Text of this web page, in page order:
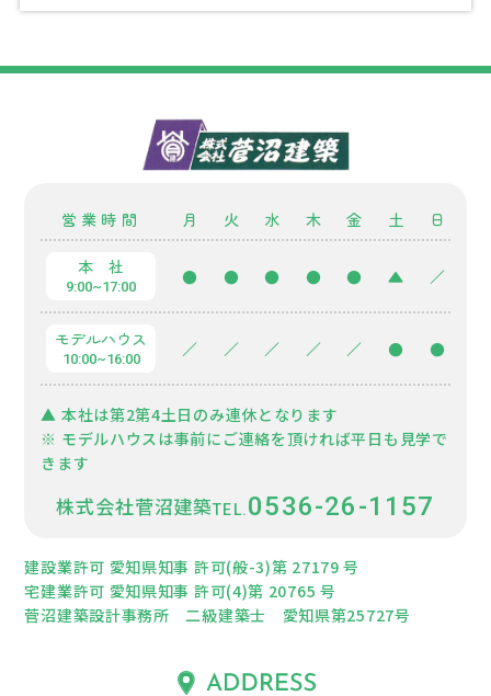
営業時間 月 火 水 木 金 土 日
本 社
9:00~17:00 ● ● ● ● ● ▲ ／
モデルハウス
10:00~16:00 ／ ／ ／ ／ ／ ● ●
▲ 本社は第2第4土日のみ連休となります
※ モデルハウスは事前にご連絡を頂ければ平日も見学で
きます
株式会社菅沼建築 0536-26-1157
建設業許可 愛知県知事 許可(般-3)第 27179 号
宅建業許可 愛知県知事 許可(4)第 20765 号
菅沼建築設計事務所 二級建築士 愛知県第25727号